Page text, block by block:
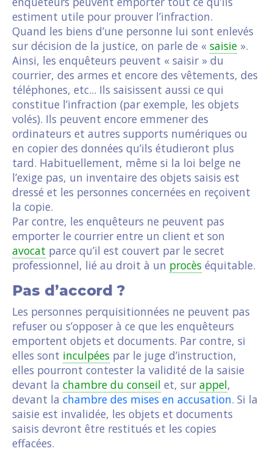
estiment utile pour prouver l’infraction.
Quand les biens d’une personne lui sont enlevés
sur décision de la justice, on parle de « saisie ».
Ainsi, les enquêteurs peuvent « saisir » du
courrier, des armes et encore des vêtements, des
téléphones, etc... Ils saisissent aussi ce qui
constitue l’infraction (par exemple, les objets
volés). Ils peuvent encore emmener des
ordinateurs et autres supports numériques ou
en copier des données qu’ils étudieront plus
tard. Habituellement, même si la loi belge ne
l’exige pas, un inventaire des objets saisis est
dressé et les personnes concernées en reçoivent
la copie.
Par contre, les enquêteurs ne peuvent pas
emporter le courrier entre un client et son
avocat parce qu’il est couvert par le secret
professionnel, lié au droit à un procès équitable.
Pas d’accord ?
Les personnes perquisitionnées ne peuvent pas
refuser ou s’opposer à ce que les enquêteurs
emportent objets et documents. Par contre, si
elles sont inculpées par le juge d’instruction,
elles pourront contester la validité de la saisie
devant la chambre du conseil et, sur appel,
devant la chambre des mises en accusation. Si la
saisie est invalidée, les objets et documents
saisis devront être restitués et les copies
effacées.